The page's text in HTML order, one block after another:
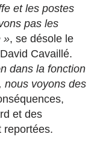
et les postes
pas les
», se désole le
Cavaillé.
dans la fonction
nous voyons des
et des
reportées.